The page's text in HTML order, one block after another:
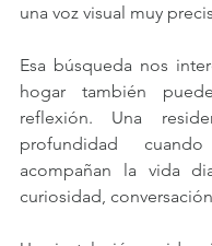
una voz visual muy
Esa búsqueda nos
hogar también
reflexión. Una
profundidad
acompañan la vida
curiosidad,